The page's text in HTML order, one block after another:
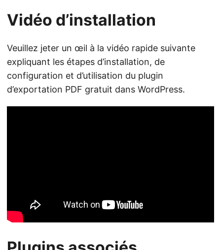
Vidéo d’installation
Veuillez jeter un œil à la vidéo rapide suivante
expliquant les étapes d’installation, de
configuration et d’utilisation du plugin
d’exportation PDF gratuit dans WordPress.